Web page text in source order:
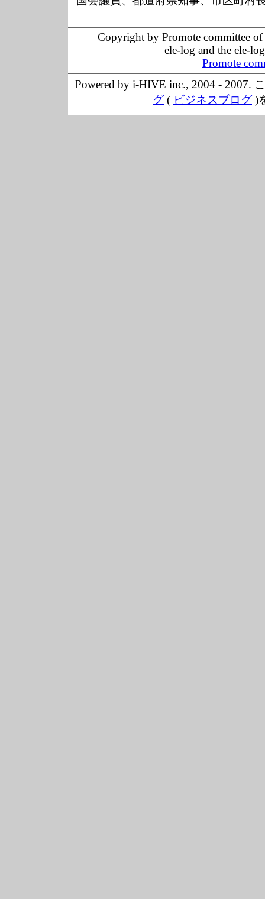
Copyright by Promote committee
ele-log and the ele-
Promote
Powered by i-HIVE inc., 2004 - 2007.
グ( ビジネスブログ)